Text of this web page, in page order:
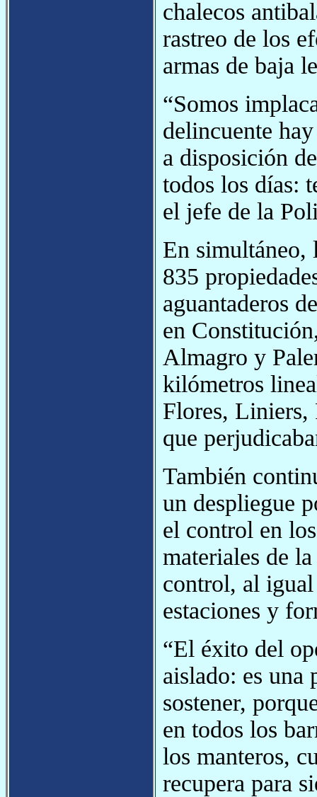
chalecos
rastreo de los
armas de baja
“Somos
delincuente
a disposición
todos los días:
el jefe de la
En simultáneo,
835
aguantaderos
en
Almagro y
kilómetros
Flores, Liniers,
que
También
un despliegue
el control en
materiales de
control, al
estaciones y
“El éxito del
aislado: es una
sostener,
en todos los
los manteros,
recupera para